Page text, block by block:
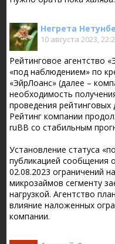
Негрета
10 августа 2023,
Рейтинговое агентство
«под наблюдением» по
«ЭйрЛоанс» (далее –
необходимость
проведения
Рейтинг компании
ruBB со стабильным
Установление статуса
публикацией сообщения
02.08.2023 ограничений
микрозаймов сегменту
нагрузкой. Агентство
влияние наложенных
компании.